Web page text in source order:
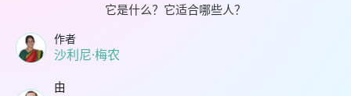
它是什么？它适合哪些人？
作者
沙利尼·梅农
由